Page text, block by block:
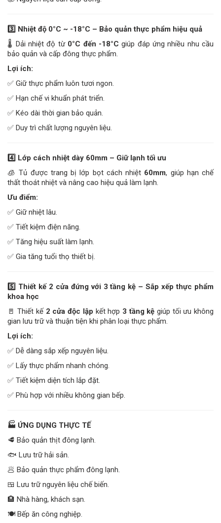
3️ Nhiệt độ 0°C ~ -18°C – Bảo quản thực phẩm hiệu quả
🌡️ Dải nhiệt độ từ 0°C đến -18°C giúp đáp ứng nhiều nhu cầu
bảo quản và cấp đông thực phẩm.
Lợi ích:
✅ Giữ thực phẩm luôn tươi ngon.
✅ Hạn chế vi khuẩn phát triển.
✅ Kéo dài thời gian bảo quản.
✅ Duy trì chất lượng nguyên liệu.
4️ Lớp cách nhiệt dày 60mm – Giữ lạnh tối ưu
🧊 Tủ được trang bị lớp bọt cách nhiệt 60mm, giúp hạn chế
thất thoát nhiệt và nâng cao hiệu quả làm lạnh.
Ưu điểm:
✅ Giữ nhiệt lâu.
✅ Tiết kiệm điện năng.
✅ Tăng hiệu suất làm lạnh.
✅ Gia tăng tuổi thọ thiết bị.
5️ Thiết kế 2 cửa đứng với 3 tầng kệ – Sắp xếp thực phẩm
khoa học
🚪 Thiết kế 2 cửa độc lập kết hợp 3 tầng kệ giúp tối ưu không
gian lưu trữ và thuận tiện khi phân loại thực phẩm.
Lợi ích:
✅ Dễ dàng sắp xếp nguyên liệu.
✅ Lấy thực phẩm nhanh chóng.
✅ Tiết kiệm diện tích lắp đặt.
✅ Phù hợp với nhiều không gian bếp.
🏭 ỨNG DỤNG THỰC TẾ
🥩 Bảo quản thịt đông lạnh.
🐟 Lưu trữ hải sản.
🥟 Bảo quản thực phẩm đông lạnh.
🍱 Lưu trữ nguyên liệu chế biến.
🏨 Nhà hàng, khách sạn.
🍽️ Bếp ăn công nghiệp.